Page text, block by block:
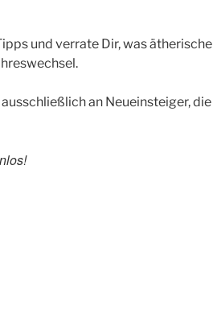
und verrate Dir, was ätherische
an Neueinsteiger, die